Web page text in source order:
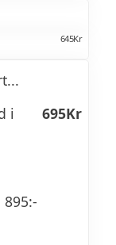
995Kr
sill
och
det söta?
645Kr
i
695Kr